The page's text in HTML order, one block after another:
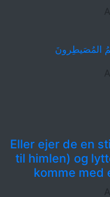
المُصَيطِرونَ
Eller ejer de en
til himlen) og
komme med